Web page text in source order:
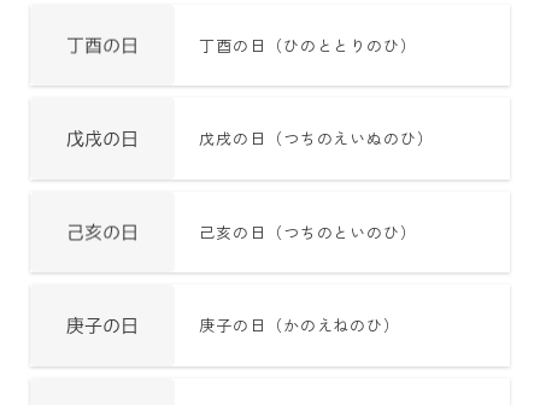
丁酉の日（ひのととりのひ）
戊戌の日（つちのえいぬのひ）
己亥の日（つちのといのひ）
庚子の日（かのえねのひ）